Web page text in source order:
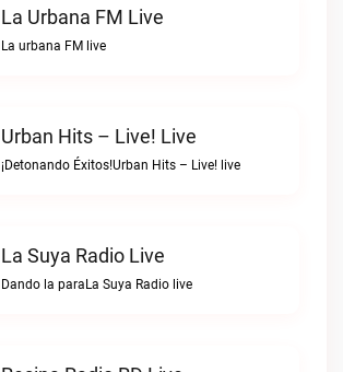
La Urbana FM Live
La urbana FM live
Urban Hits – Live! Live
¡Detonando Éxitos!Urban Hits – Live! live
La Suya Radio Live
Dando la paraLa Suya Radio live